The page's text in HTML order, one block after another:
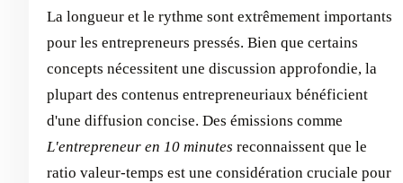
La longueur et le rythme sont extrêmement importants
pour les entrepreneurs pressés. Bien que certains
concepts nécessitent une discussion approfondie, la
plupart des contenus entrepreneuriaux bénéficient
d'une diffusion concise. Des émissions comme
L'entrepreneur en 10 minutes reconnaissent que le
ratio valeur-temps est une considération cruciale pour